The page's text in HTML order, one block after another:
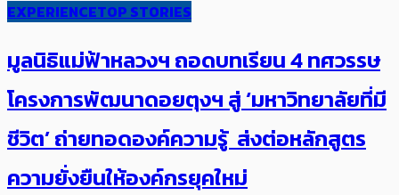
EXPERIENCETOP STORIES
มูลนิธิแม่ฟ้าหลวงฯ ถอดบทเรียน 4 ทศวรรษ
โครงการพัฒนาดอยตุงฯ สู่ ‘มหาวิทยาลัยที่มี
ชีวิต’ ถ่ายทอดองค์ความรู้ ส่งต่อหลักสูตร
ความยั่งยืนให้องค์กรยุคใหม่